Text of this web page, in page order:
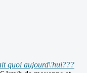
quoi aujourd\'hui???